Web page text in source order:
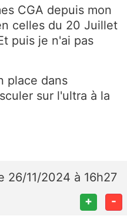
CGA depuis mon
celles du 20 Juillet
puis je n'ai pas
place dans
sur l'ultra à la
26/11/2024 à 16h27
+ -